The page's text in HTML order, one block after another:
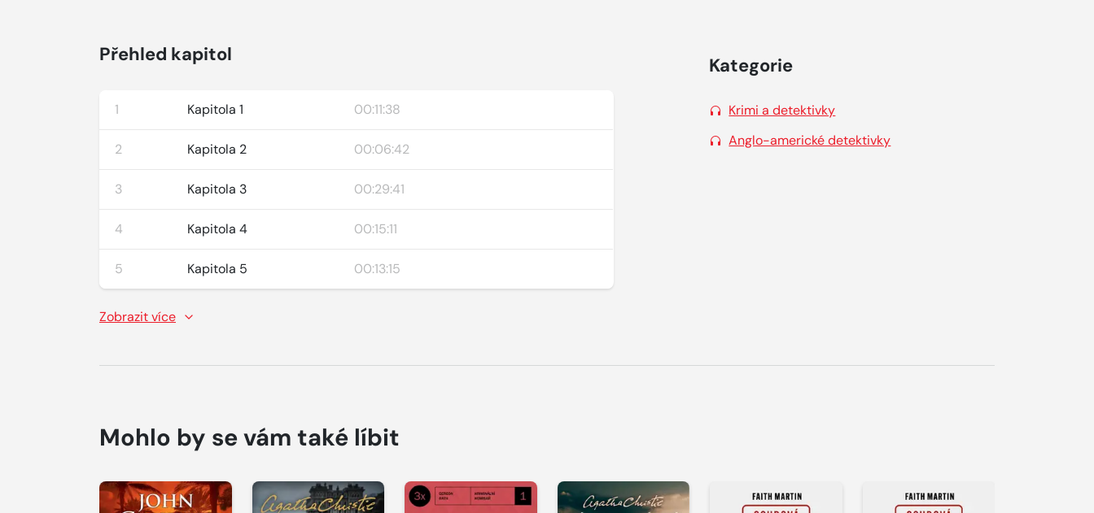
Přehled kapitol
1 Kapitola 1 00:11:38
2 Kapitola 2 00:06:42
3 Kapitola 3 00:29:41
4 Kapitola 4 00:15:11
5 Kapitola 5 00:13:15
Zobrazit více
Kategorie
Krimi a detektivky
Anglo-americké detektivky
Mohlo by se vám také líbit